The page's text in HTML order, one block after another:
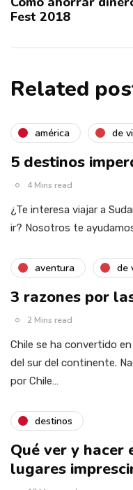
Fest 2018
Related
américa de
5 destinos
4 Mins read
¿Te interesa viajar a
ir? Nosotros te
aventura de
3 razones por
2 Mins read
Chile se ha convertido
del sur del continente.
por Chile…
destinos
Qué ver y
lugares